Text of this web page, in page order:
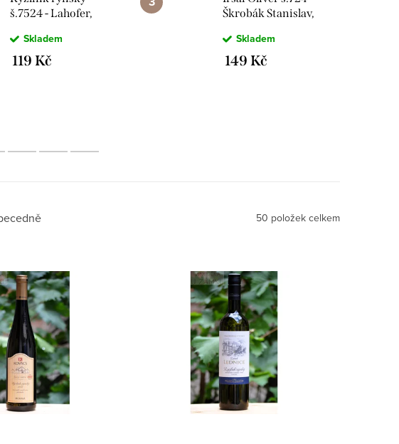
š.7524 - Lahofer,
Skladem
119 Kč
Škrobák Stanislav,
Skladem
149 Kč
50 položek celkem